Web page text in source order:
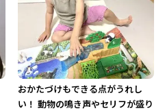
おかたづけもできる点がうれし
い！ 動物の鳴き声やセリフが盛り